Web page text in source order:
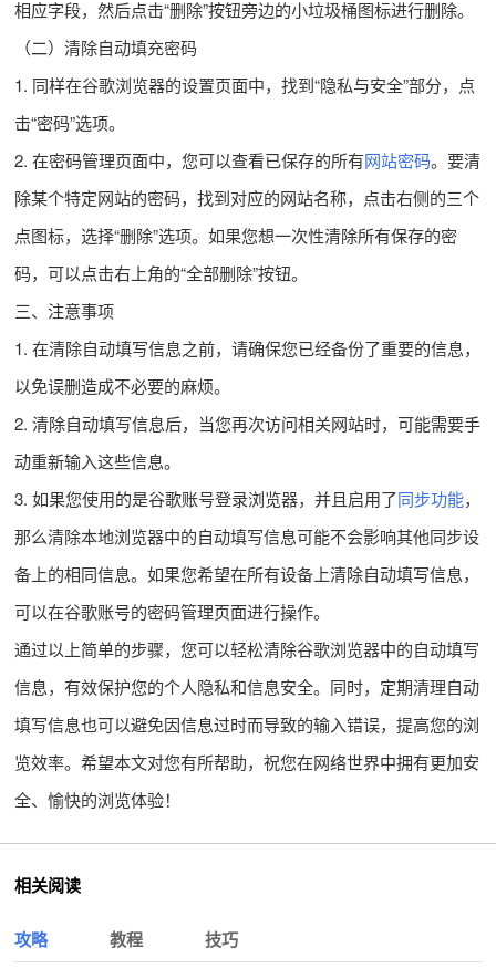
相应字段，然后点击“删除”按钮旁边的小垃圾桶图标进行删除。
（二）清除自动填充密码
1. 同样在谷歌浏览器的设置页面中，找到“隐私与安全”部分，点
击“密码”选项。
2. 在密码管理页面中，您可以查看已保存的所有网站密码。要清
除某个特定网站的密码，找到对应的网站名称，点击右侧的三个
点图标，选择“删除”选项。如果您想一次性清除所有保存的密
码，可以点击右上角的“全部删除”按钮。
三、注意事项
1. 在清除自动填写信息之前，请确保您已经备份了重要的信息，
以免误删造成不必要的麻烦。
2. 清除自动填写信息后，当您再次访问相关网站时，可能需要手
动重新输入这些信息。
3. 如果您使用的是谷歌账号登录浏览器，并且启用了同步功能，
那么清除本地浏览器中的自动填写信息可能不会影响其他同步设
备上的相同信息。如果您希望在所有设备上清除自动填写信息，
可以在谷歌账号的密码管理页面进行操作。
通过以上简单的步骤，您可以轻松清除谷歌浏览器中的自动填写
信息，有效保护您的个人隐私和信息安全。同时，定期清理自动
填写信息也可以避免因信息过时而导致的输入错误，提高您的浏
览效率。希望本文对您有所帮助，祝您在网络世界中拥有更加安
全、愉快的浏览体验！
相关阅读
攻略 教程 技巧